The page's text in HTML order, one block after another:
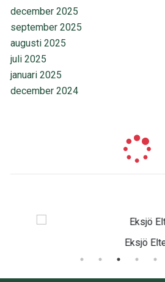
december 2025
september 2025
augusti 2025
juli 2025
januari 2025
december 2024
Eksjö Elteam